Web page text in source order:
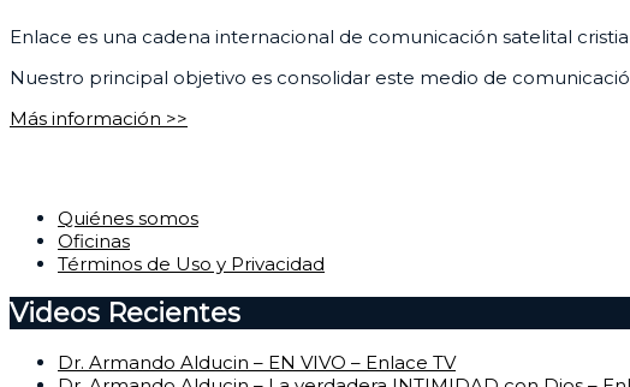
Enlace es una cadena internacional de comunicación satelital
Nuestro principal objetivo es consolidar este medio de
Más información >>
Quiénes somos
Oficinas
Términos de Uso y Privacidad
Videos Recientes
Dr. Armando Alducin – EN VIVO – Enlace TV